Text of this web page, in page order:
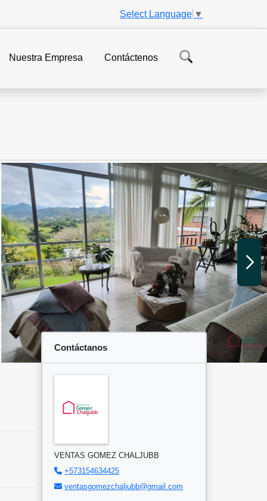
Select Language ▼
Nuestra Empresa Contáctenos
Contáctanos
VENTAS GOMEZ CHALJUBB
+573154634425
ventasgomezchaljubb@gmail.com